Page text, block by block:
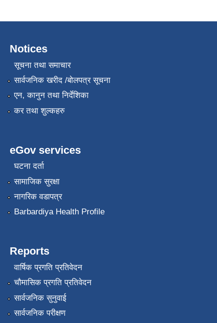
Notices
सूचना तथा समाचार
सार्वजनिक खरीद /बोलपत्र सूचना
एन, कानुन तथा निर्देशिका
कर तथा शुल्कहरु
eGov services
घटना दर्ता
सामाजिक सुरक्षा
नागरिक वडापत्र
Barbardiya Health Profile
Reports
वार्षिक प्रगति प्रतिवेदन
चौमासिक प्रगति प्रतिवेदन
सार्वजनिक सुनुवाई
सार्वजनिक परीक्षण